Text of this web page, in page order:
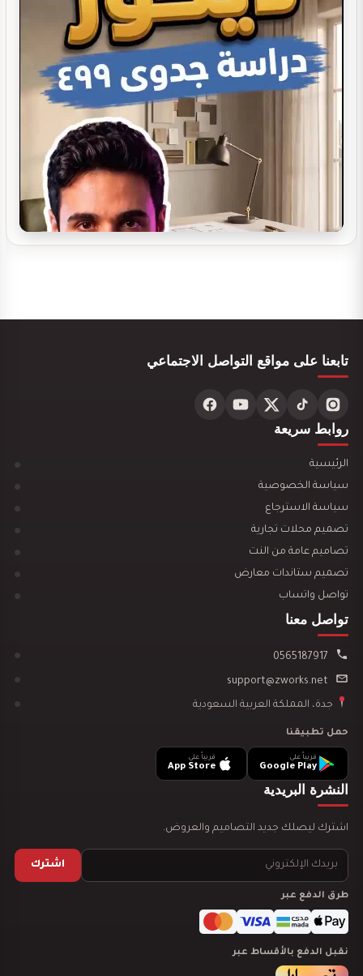
تصميم ديكور كوفي شوب
تصميم ديكور صيدلية مستلزمات العناية
تصميم ديكور مركز تجميل نسائي فاخر وأنيق
تصميم ديكور محل ألعاب أطفال مودرن
تصميم ديكور مكتبة وقرطاسية يجذب العملاء ويزيد…
تصميم ديكور سينما منزلية
تصميم ديكور مدينة العاب مائية
تابعنا على مواقع التواصل الاجتماعي
روابط سريعة
الرئيسية
سياسة الخصوصية
سياسة الاسترجاع
تصميم محلات تجارية
تصاميم عامة من النت
تصميم ستاندات معارض
تواصل واتساب
تواصل معنا
جدة، المملكة العربية السعودية
حمل تطبيقنا
قريباً على
Google Play
قريباً على
App Store
النشرة البريدية
اشترك ليصلك جديد التصاميم والعروض.
اشترك
طرق الدفع عبر
نقبل الدفع بالأقساط عبر